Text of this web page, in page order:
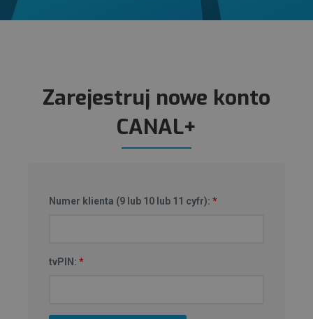
Zarejestruj nowe konto
CANAL+
Numer klienta (9 lub 10 lub 11 cyfr): *
tvPIN: *